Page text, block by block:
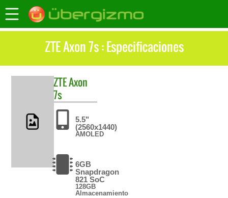
ZTE Axon 7s : Especificaciones
ZTEAxon
7s
5.5"
(2560x1440)
AMOLED
6GB
Snapdragon
821 SoC
128GB
Almacenamiento